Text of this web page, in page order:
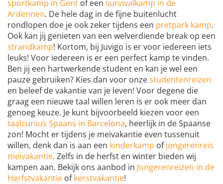
sportkamp in Gent of een survivalkamp in de
Ardennen. De hele dag in de fijne buitenlucht
rondlopen doe je ook zeker tijdens een pretpark kamp.
Ook kan jij genieten van een welverdiende break op een
strandkamp! Kortom, bij Juvigo is er voor iedereen iets
leuks! Voor iedereen is er een perfect kamp te vinden.
Ben jij een hartwerkende student en kan je wel een
pauze gebruiken? Kies dan voor onzestudentenreizen
en beleef de vakantie van je leven! Voor degene die
graag een nieuwe taal willen leren is er ook meer dan
genoeg keuze. Je kunt bijvoorbeeld kiezen voor een
taalcursus Spaans in Barcelona, heerlijk in de Spaanse
zon! Mocht er tijdens je meivakantie even tussenuit
willen, denk dan is aan een kinderkamp ofjongerenreis
meivakantie. Zelfs in de herfst en winter bieden wij
kampen aan. Bekijk ons aanbod in Jongerenreizen in de
Herfstvakantie ofkerstvakantie!